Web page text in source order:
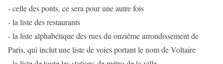
- celle des ponts, ce sera pour une autre fois
- la liste des restaurants
- la liste alphabétique des rues du onzième arrondissement de
Paris, qui inclut une liste de voies portant le nom de Voltaire